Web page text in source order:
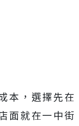
本，選擇先在
面就在一中街